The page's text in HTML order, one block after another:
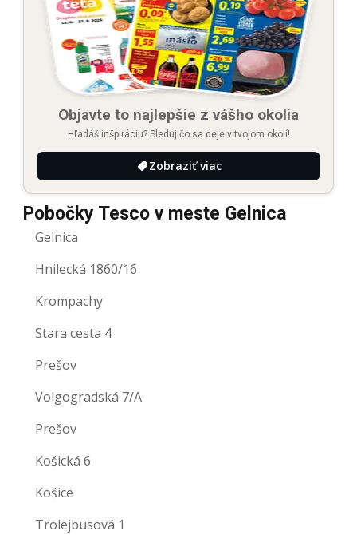
Objavte to najlepšie z vášho okolia
Hľadáš inšpiráciu? Sleduj čo sa deje v tvojom okolí!
Zobraziť viac
Pobočky Tesco v meste Gelnica
Gelnica
Hnilecká 1860/16
Krompachy
Stara cesta 4
Prešov
Volgogradská 7/A
Prešov
Košická 6
Košice
Trolejbusová 1